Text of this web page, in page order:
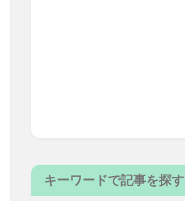
キーワードで記事を探す